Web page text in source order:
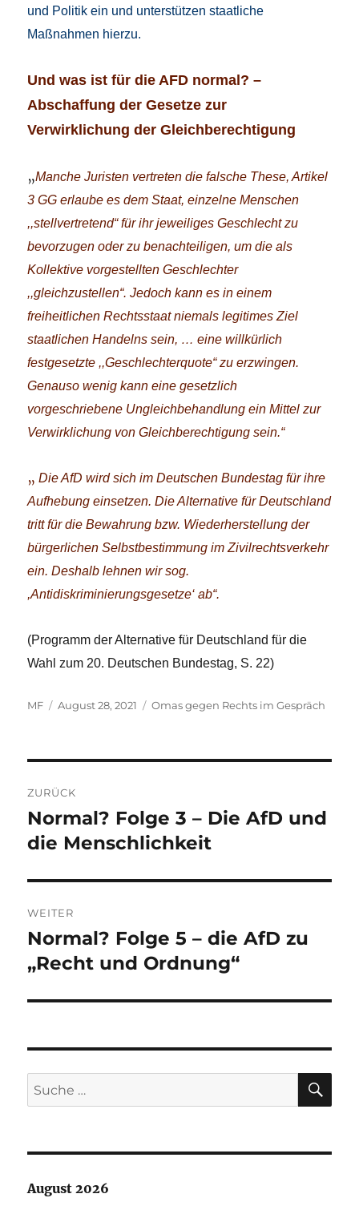
und Politik ein und unterstützen staatliche
Maßnahmen hierzu.
Und was ist für die AFD normal? –
Abschaffung der Gesetze zur
Verwirklichung der Gleichberechtigung
„Manche Juristen vertreten die falsche These, Artikel
3 GG erlaube es dem Staat, einzelne Menschen
,,stellvertretend“ für ihr jeweiliges Geschlecht zu
bevorzugen oder zu benachteiligen, um die als
Kollektive vorgestellten Geschlechter
,,gleichzustellen“. Jedoch kann es in einem
freiheitlichen Rechtsstaat niemals legitimes Ziel
staatlichen Handelns sein, … eine willkürlich
festgesetzte ,,Geschlechterquote“ zu erzwingen.
Genauso wenig kann eine gesetzlich
vorgeschriebene Ungleichbehandlung ein Mittel zur
Verwirklichung von Gleichberechtigung sein.“
„Die AfD wird sich im Deutschen Bundestag für ihre
Aufhebung einsetzen. Die Alternative für Deutschland
tritt für die Bewahrung bzw. Wiederherstellung der
bürgerlichen Selbstbestimmung im Zivilrechtsverkehr
ein. Deshalb lehnen wir sog.
,Antidiskriminierungsgesetze‘ ab“.
(Programm der Alternative für Deutschland für die
Wahl zum 20. Deutschen Bundestag, S. 22)
Autor
MF
Veröffentlicht
August 28, 2021 Kategorien
Omas gegen Rechts im Gespräch
ZURÜCK
Vorheriger
Beitrag:
Normal? Folge 3 – Die AfD und
die Menschlichkeit
WEITER
Nächster
Beitrag:
Normal? Folge 5 – die AfD zu
„Recht und Ordnung“
Suche
nach:
August 2026